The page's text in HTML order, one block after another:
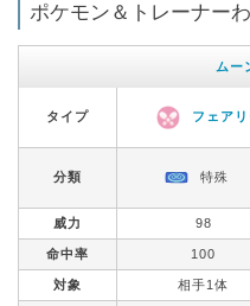
ポケモン＆トレーナー
ムー
タイプ フェア
分類 特殊
威力 98
命中率 100
対象 相手1体